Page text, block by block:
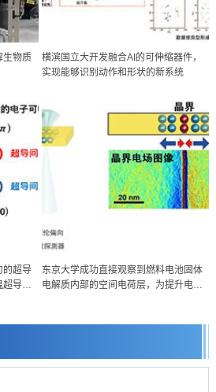
生物质
横滨国立大开发融合AI的可伸缩器件，
实现能够识别动作和形状的新系统
的超导
超导机
东京大学成功直接观察到燃料电池固体
电解质内部的空间电荷层，为提升电池
强化新类别，促进青年研究人员赴海外开
晶格钟，构建网络将其打造为下一代社会